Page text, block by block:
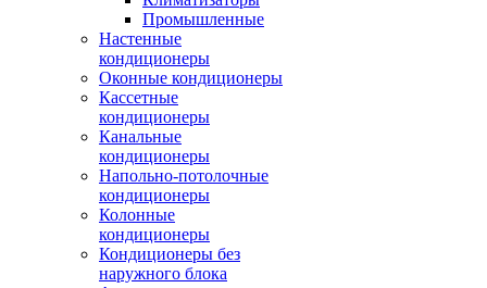
Промышленные
Настенные
кондиционеры
Оконные кондиционеры
Кассетные
кондиционеры
Канальные
кондиционеры
Напольно-потолочные
кондиционеры
Колонные
кондиционеры
Кондиционеры без
наружного блока